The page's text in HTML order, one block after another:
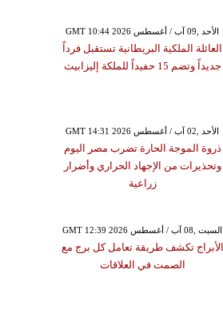
GMT 10:44 2026 الأحد ,09 آب / أغسطس
العائلة الملكية البريطانية تستقبل فرداً
جديداً وتضم 15 حفيداً للملكة إليزابيث
GMT 14:31 2026 الأحد ,02 آب / أغسطس
ذروة الموجة الحارة تضرب مصر اليوم
وتحذيرات من الإجهاد الحراري وأضرار
زراعية
GMT 12:39 2026 السبت ,08 آب / أغسطس
الأبراج تكشف طريقة تعامل كل برج مع
الصمت في العلاقات